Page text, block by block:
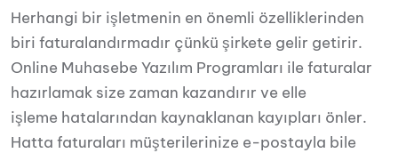
Herhangi bir işletmenin en önemli özelliklerinden
biri faturalandırmadır çünkü şirkete gelir getirir.
Online Muhasebe Yazılım Programları ile faturalar
hazırlamak size zaman kazandırır ve elle
işleme hatalarından kaynaklanan kayıpları önler.
Hatta faturaları müşterilerinize e-postayla bile